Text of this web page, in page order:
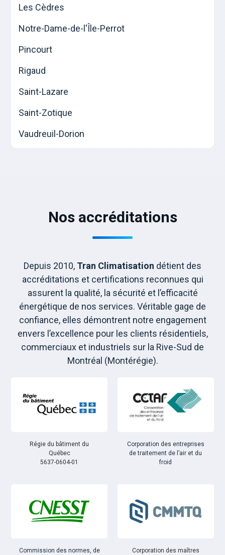
Les Cèdres
Notre-Dame-de-l'Île-Perrot
Pincourt
Rigaud
Saint-Lazare
Saint-Zotique
Vaudreuil-Dorion
Nos accréditations
Depuis 2010, Tran Climatisation détient des
accréditations et certifications reconnues qui
assurent la qualité, la sécurité et l’efficacité
énergétique de nos services. Véritable gage de
confiance, elles démontrent notre engagement
envers l’excellence pour les clients résidentiels,
commerciaux et industriels sur la Rive-Sud de
Montréal (Montérégie).
Régie du bâtiment du
Québec
5637-0604-01
Corporation des entreprises
de traitement de l’air et du
froid
Commission des normes, de
Corporation des maîtres